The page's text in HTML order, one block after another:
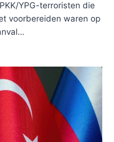
YPG-terroristen die
voorbereiden waren op